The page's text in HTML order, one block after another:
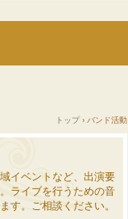
イベントなど、出演要
ライブを行うための音
す。ご相談ください。
トップ › バンド活動